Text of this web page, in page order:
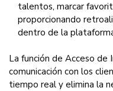
talentos, marcar
proporcionando
dentro de la
La función de Acceso de
comunicación con los
tiempo real y elimina la